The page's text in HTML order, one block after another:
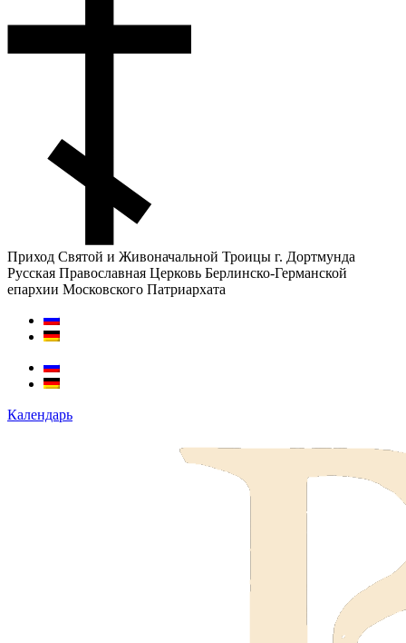
Приход Святой и Живоначальной Троицы г. Дортмунда
Русская Православная Церковь Берлинско-Германской
епархии Московского Патриархата
Календарь